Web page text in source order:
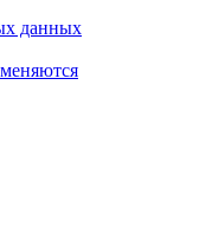
данных